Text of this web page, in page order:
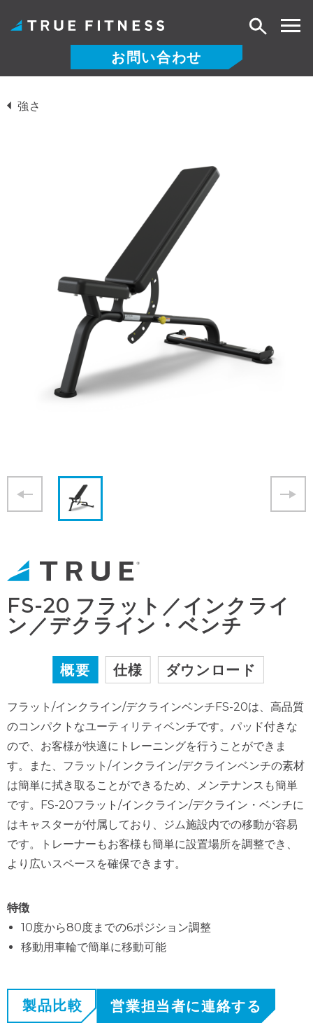
ン
お問い合わせ
検
強さ
FS-20 フラット／インクライ
ン／デクライン・ベンチ
概要 仕様 ダウンロード
フラット/インクライン/デクラインベンチFS-20は、高品質
のコンパクトなユーティリティベンチです。パッド付きな
ので、お客様が快適にトレーニングを行うことができま
す。また、フラット/インクライン/デクラインベンチの素材
は簡単に拭き取ることができるため、メンテナンスも簡単
です。FS-20フラット/インクライン/デクライン・ベンチに
はキャスターが付属しており、ジム施設内での移動が容易
です。トレーナーもお客様も簡単に設置場所を調整でき、
より広いスペースを確保できます。
特徴
10度から80度までの6ポジション調整
移動用車輪で簡単に移動可能
製品比較 営業担当者に連絡する